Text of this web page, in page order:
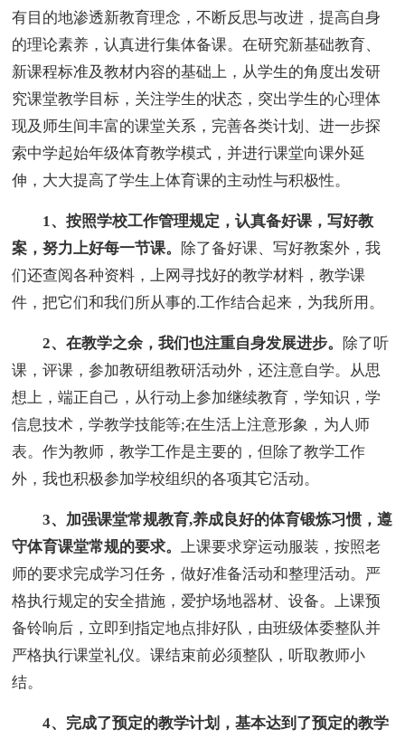
有目的地渗透新教育理念，不断反思与改进，提高自身
的理论素养，认真进行集体备课。在研究新基础教育、
新课程标准及教材内容的基础上，从学生的角度出发研
究课堂教学目标，关注学生的状态，突出学生的心理体
现及师生间丰富的课堂关系，完善各类计划、进一步探
索中学起始年级体育教学模式，并进行课堂向课外延
伸，大大提高了学生上体育课的主动性与积极性。
1、按照学校工作管理规定，认真备好课，写好教
案，努力上好每一节课。 除了备好课、写好教案外，我
们还查阅各种资料，上网寻找好的教学材料，教学课
件，把它们和我们所从事的.工作结合起来，为我所用。
2、在教学之余，我们也注重自身发展进步。 除了听
课，评课，参加教研组教研活动外，还注意自学。从思
想上，端正自己，从行动上参加继续教育，学知识，学
信息技术，学教学技能等;在生活上注意形象，为人师
表。作为教师，教学工作是主要的，但除了教学工作
外，我也积极参加学校组织的各项其它活动。
3、加强课堂常规教育,养成良好的体育锻炼习惯，遵
守体育课堂常规的要求。
上课要求穿运动服装，按照老
师的要求完成学习任务，做好准备活动和整理活动。严
格执行规定的安全措施，爱护场地器材、设备。上课预
备铃响后，立即到指定地点排好队，由班级体委整队并
严格执行课堂礼仪。课结束前必须整队，听取教师小
结。
4、完成了预定的教学计划，基本达到了预定的教学